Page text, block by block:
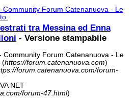
tra Messina ed Enna
- Versione stampabile
Community Forum Catenanuova - Le
(https://forum.catenanuova.com)
forum.catenanuova.com/forum-
NET
forum-47.html)